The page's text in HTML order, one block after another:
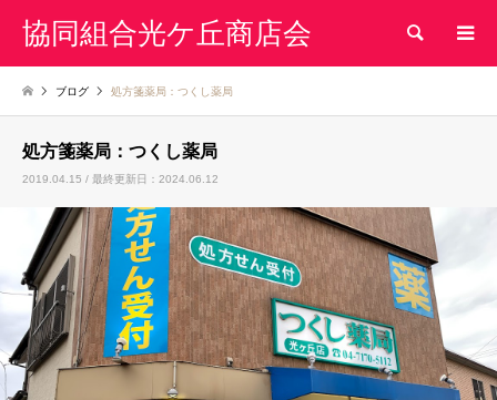
協同組合光ケ丘商店会 検索
ブログ 処方箋薬局：つくし薬局
処方箋薬局：つくし薬局
2019.04.15 / 最終更新日：2024.06.12